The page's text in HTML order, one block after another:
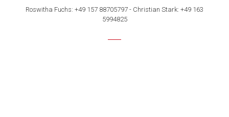
Roswitha Fuchs: +49 157 88705797 - Christian Stark: +49 163
5994825